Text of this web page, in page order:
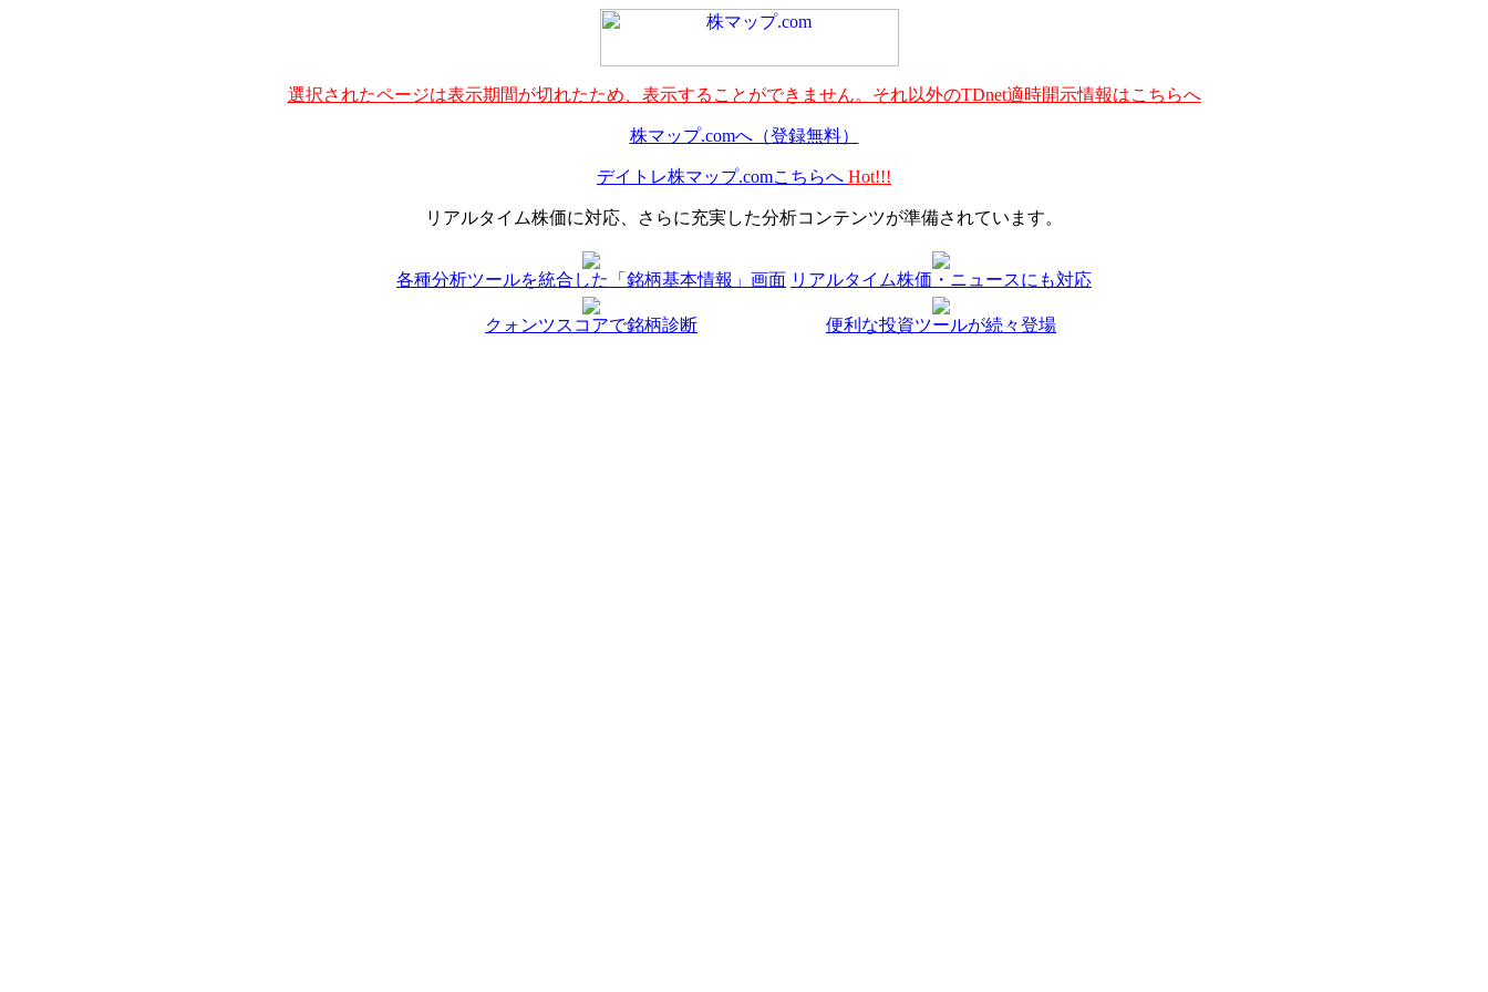
選択されたページは表示期間が切れたため、表示することができません。それ以外のTDnet適時開示情報はこちらへ
株マップ.comへ（登録無料）
デイトレ株マップ.comこちらへ Hot!!!
リアルタイム株価に対応、さらに充実した分析コンテンツが準備されています。
各種分析ツールを統合した「銘柄基本情報」画面 リアルタイム株価・ニュースにも対応
クォンツスコアで銘柄診断 便利な投資ツールが続々登場